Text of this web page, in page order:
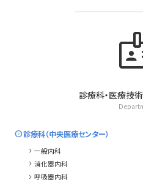
診療科・医療技
expand_circle_right診療科（中央医療センター）
chevron_right 一般内科
chevron_right 消化器内科
chevron_right 呼吸器内科